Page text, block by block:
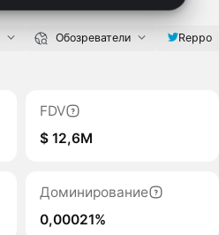
Обозреватели Reppo
FDV
$ 12,6M
Доминирование
0,00021%